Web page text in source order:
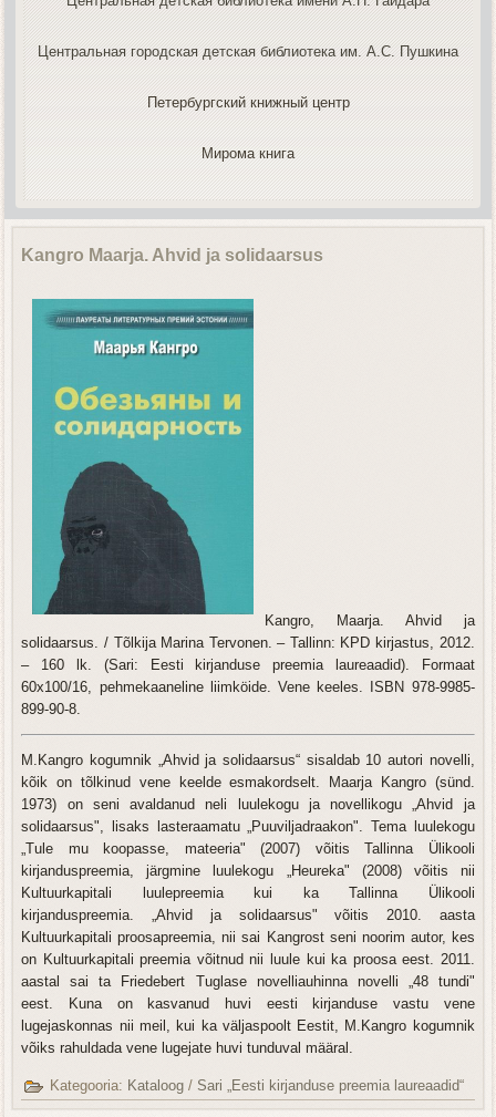
Центральная городская детская библиотека им. А.С. Пушкина
Петербургский книжный центр
Мирома книга
Kangro Maarja. Ahvid ja solidaarsus
Kangro, Maarja. Ahvid ja
solidaarsus. / Tõlkija Marina Tervonen. – Tallinn: KPD kirjastus, 2012.
– 160 lk. (Sari: Eesti kirjanduse preemia laureaadid). Formaat
60x100/16, pehmekaaneline liimköide. Vene keeles. ISBN 978-9985-
899-90-8.
M.Kangro kogumnik „Ahvid ja solidaarsus“ sisaldab 10 autori novelli,
kõik on tõlkinud vene keelde esmakordselt. Maarja Kangro (sünd.
1973) on seni avaldanud neli luulekogu ja novellikogu „Ahvid ja
solidaarsus", lisaks lasteraamatu „Puuviljadraakon". Tema luulekogu
„Tule mu koopasse, mateeria" (2007) võitis Tallinna Ülikooli
kirjanduspreemia, järgmine luulekogu „Heureka" (2008) võitis nii
Kultuurkapitali luulepreemia kui ka Tallinna Ülikooli
kirjanduspreemia. „Ahvid ja solidaarsus" võitis 2010. aasta
Kultuurkapitali proosapreemia, nii sai Kangrost seni noorim autor, kes
on Kultuurkapitali preemia võitnud nii luule kui ka proosa eest. 2011.
aastal sai ta Friedebert Tuglase novelliauhinna novelli „48 tundi"
eest. Kuna on kasvanud huvi eesti kirjanduse vastu vene
lugejaskonnas nii meil, kui ka väljaspoolt Eestit, M.Kangro kogumnik
võiks rahuldada vene lugejate huvi tunduval määral.
Kategooria: Kataloog /Sari „Eesti kirjanduse preemia laureaadid“